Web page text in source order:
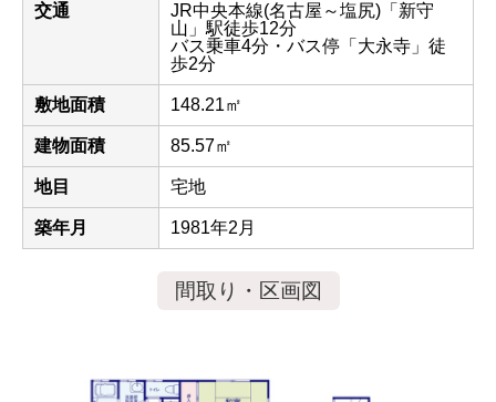
交通
JR中央本線(名古屋～塩尻)「新守
山」駅徒歩12分
バス乗車4分・バス停「大永寺」徒
歩2分
敷地面積 148.21㎡
建物面積 85.57㎡
地目 宅地
築年月 1981年2月
間取り・区画図